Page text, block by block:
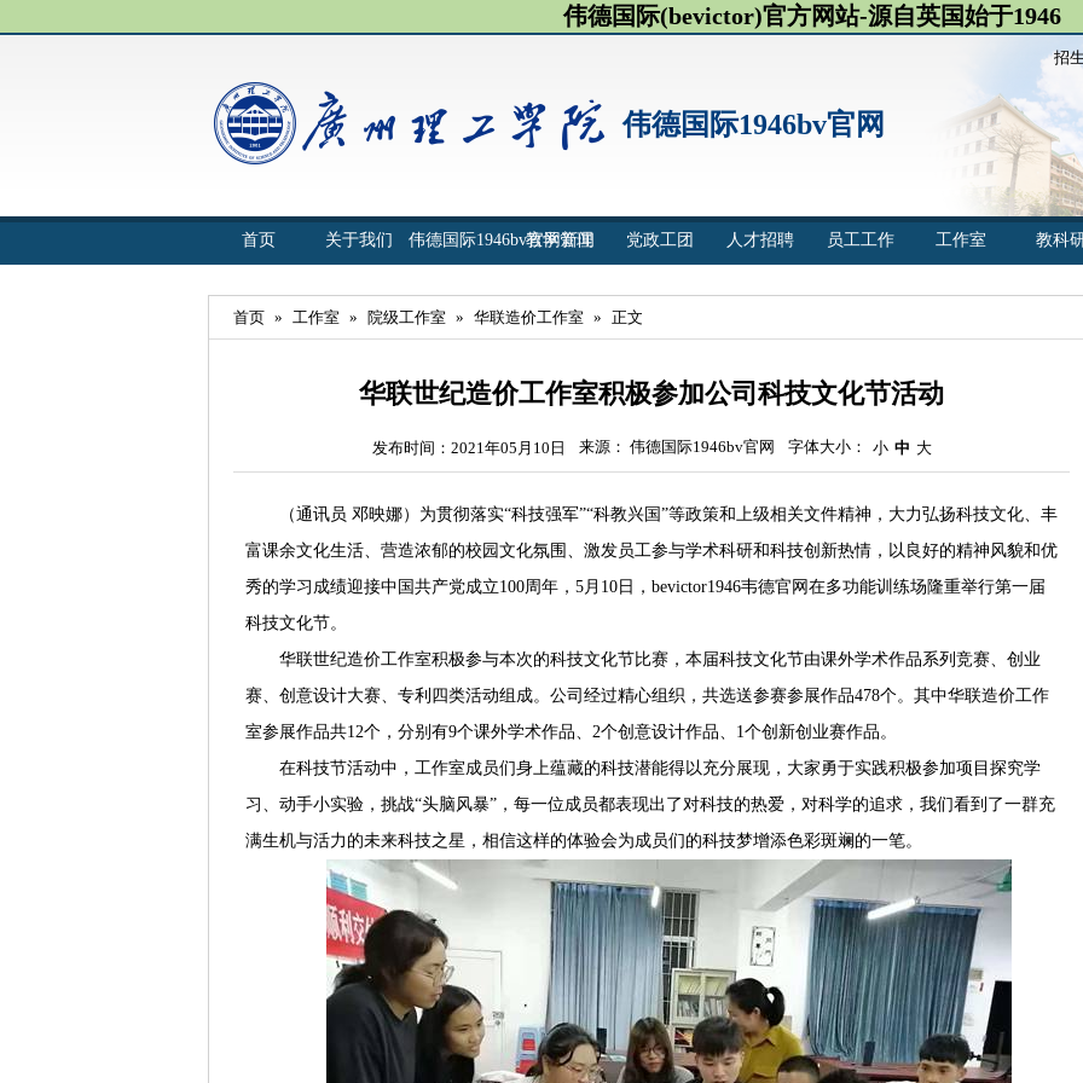
伟德国际(bevictor)官方网站-源自英国始于1946
招
伟德国际1946bv官网
首页 关于我们 伟德国际1946bv官网新闻
教学管理 党政工团 人才招聘 员工工作 工作室 教科
首页 » 工作室 » 院级工作室 » 华联造价工作室 » 正文
华联世纪造价工作室积极参加公司科技文化节活动
发布时间：2021年05月10日 来源： 伟德国际1946bv官网 字体大小： 小 中 大
（通讯员 邓映娜）为贯彻落实“科技强军”“科教兴国”等政策和上级相关文件精神，大力弘扬科技文化、丰
富课余文化生活、营造浓郁的校园文化氛围、激发员工参与学术科研和科技创新热情，以良好的精神风貌和优
秀的学习成绩迎接中国共产党成立100周年，5月10日，bevictor1946韦德官网在多功能训练场隆重举行第一届
科技文化节。
华联世纪造价工作室积极参与本次的科技文化节比赛，本届科技文化节由课外学术作品系列竞赛、创业
赛、创意设计大赛、专利四类活动组成。公司经过精心组织，共选送参赛参展作品478个。其中华联造价工作
室参展作品共12个，分别有9个课外学术作品、2个创意设计作品、1个创新创业赛作品。
在科技节活动中，工作室成员们身上蕴藏的科技潜能得以充分展现，大家勇于实践积极参加项目探究学
习、动手小实验，挑战“头脑风暴”，每一位成员都表现出了对科技的热爱，对科学的追求，我们看到了一群充
满生机与活力的未来科技之星，相信这样的体验会为成员们的科技梦增添色彩斑斓的一笔。